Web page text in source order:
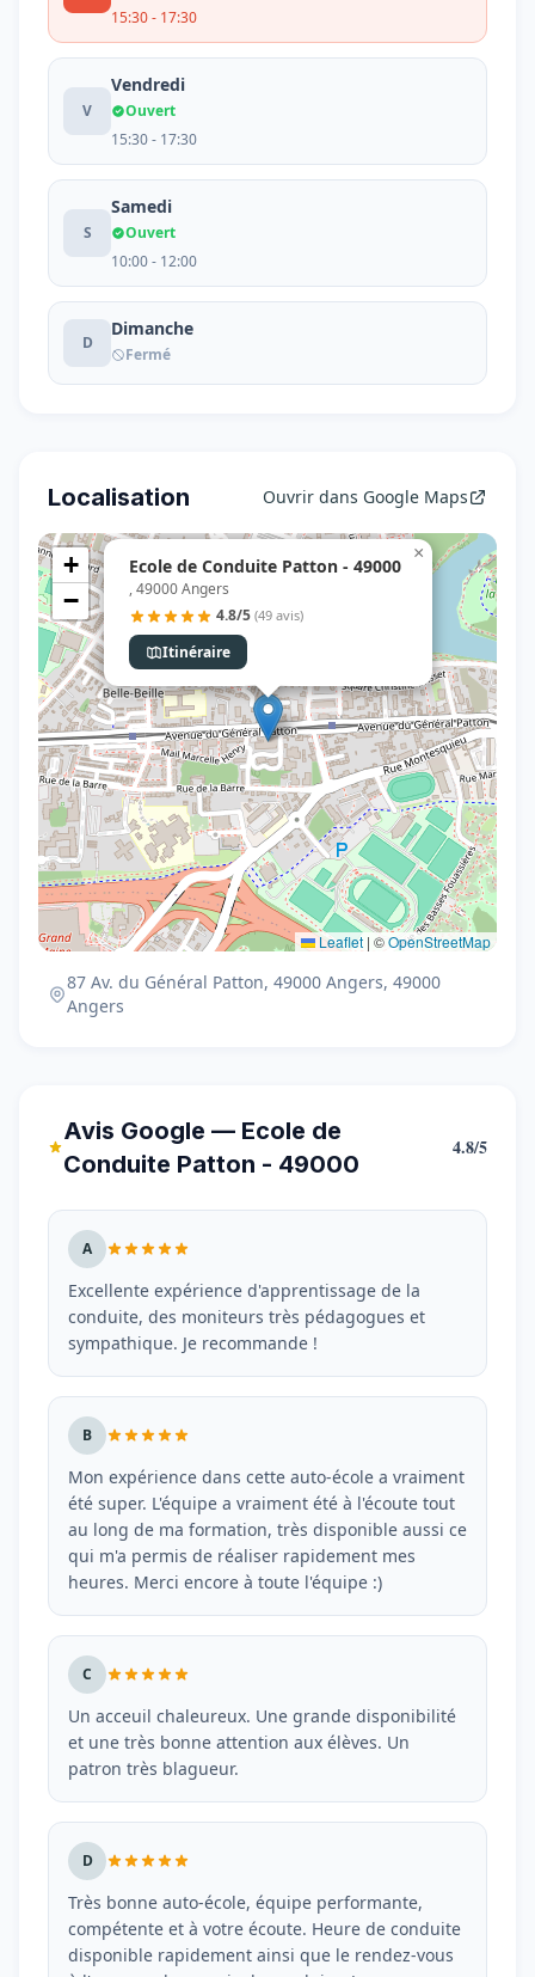
15:30 - 17:30
V
Vendredi
Ouvert
15:30 - 17:30
S
Samedi
Ouvert
10:00 - 12:00
D
Dimanche
Fermé
Localisation Ouvrir dans Google Maps
Ecole de Conduite Patton - 49000
, 49000 Angers
4.8/5 (49 avis)
Itinéraire
×
+
−
Leaflet | ©OpenStreetMap
87 Av. du Général Patton, 49000 Angers, 49000
Angers
Avis Google — Ecole de
Conduite Patton - 49000
4.8/5
A
Excellente expérience d'apprentissage de la
conduite, des moniteurs très pédagogues et
sympathique. Je recommande !
B
Mon expérience dans cette auto-école a vraiment
été super. L'équipe a vraiment été à l'écoute tout
au long de ma formation, très disponible aussi ce
qui m'a permis de réaliser rapidement mes
heures. Merci encore à toute l'équipe :)
C
Un acceuil chaleureux. Une grande disponibilité
et une très bonne attention aux élèves. Un
patron très blagueur.
D
Très bonne auto-école, équipe performante,
compétente et à votre écoute. Heure de conduite
disponible rapidement ainsi que le rendez-vous